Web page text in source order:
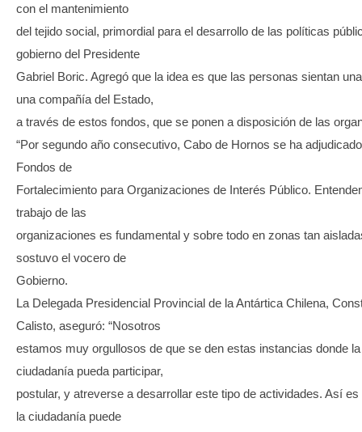
con el mantenimiento
del tejido social, primordial para el desarrollo de las políticas
gobierno del Presidente
Gabriel Boric. Agregó que la idea es que las personas sientan
una compañía del Estado,
a través de estos fondos, que se ponen a disposición de las
“Por segundo año consecutivo, Cabo de Hornos se ha
Fondos de
Fortalecimiento para Organizaciones de Interés Público.
trabajo de las
organizaciones es fundamental y sobre todo en zonas tan
sostuvo el vocero de
Gobierno.
La Delegada Presidencial Provincial de la Antártica Chilena,
Calisto, aseguró: “Nosotros
estamos muy orgullosos de que se den estas instancias donde la
ciudadanía pueda participar,
postular, y atreverse a desarrollar este tipo de actividades. Así
la ciudadanía puede